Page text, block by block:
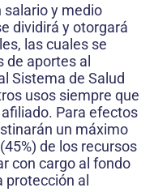
salario y medio
dividirá y otorgará
las cuales se
de aportes al
Sistema de Salud
usos siempre que
Para efectos
un máximo
de los recursos
con cargo al fondo
protección al